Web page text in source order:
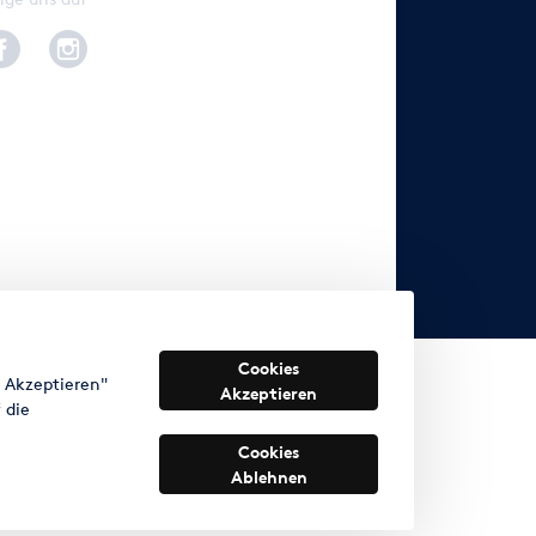
Akzeptieren"
die
Cookies
Akzeptieren
Cookies
Ablehnen